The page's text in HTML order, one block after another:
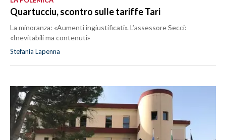
Quartucciu, scontro sulle tariffe Tari
La minoranza: «Aumenti ingiustificati». L’assessore Secci:
«Inevitabili ma contenuti»
Stefania Lapenna